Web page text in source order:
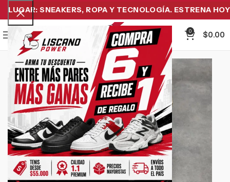
SNEAKERS, ROPA Y TECNOLOGÍA. ESTRENA HOY Y
Menu
0
$0.00
-27%